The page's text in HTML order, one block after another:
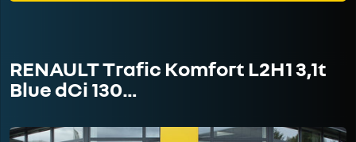
RENAULT Trafic Komfort L2H1 3,1t
Blue dCi 130…